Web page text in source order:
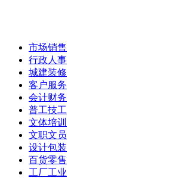
市场销售
行政人事
城建装修
客户服务
会计财务
普工技工
文体培训
文职文员
设计包装
百货零售
工厂工业